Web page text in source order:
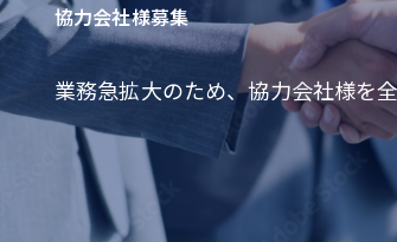
協力会社様募集
業務急拡大のため、協力会社様を